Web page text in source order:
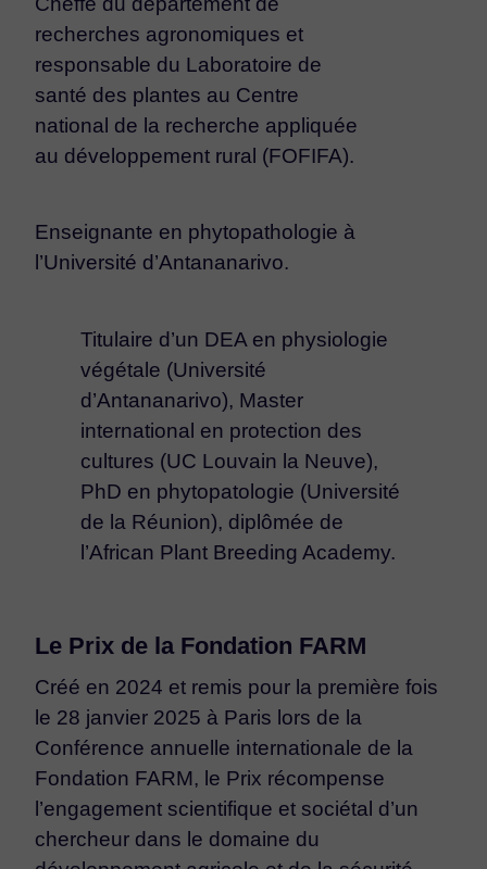
recherches agronomiques et
responsable du Laboratoire de
santé des plantes au Centre
national de la recherche appliquée
au développement rural (FOFIFA).
Enseignante en phytopathologie à
l’Université d’Antananarivo.
Titulaire d’un DEA en physiologie
végétale (Université
d’Antananarivo), Master
international en protection des
cultures (UC Louvain la Neuve),
PhD en phytopatologie (Université
de la Réunion), diplômée de
l’African Plant Breeding Academy.
Le Prix de la Fondation FARM
Créé en 2024 et remis pour la première fois
le 28 janvier 2025 à Paris lors de la
Conférence annuelle internationale de la
Fondation FARM, le Prix récompense
l’engagement scientifique et sociétal d’un
chercheur dans le domaine du